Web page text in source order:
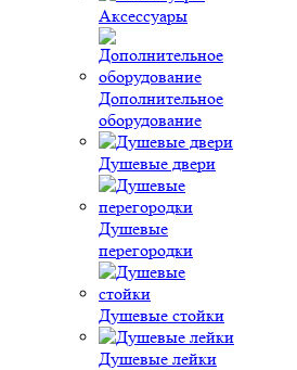
Аксессуары
Дополнительное
оборудование
Душевые двери
Душевые
перегородки
Душевые стойки
Душевые лейки